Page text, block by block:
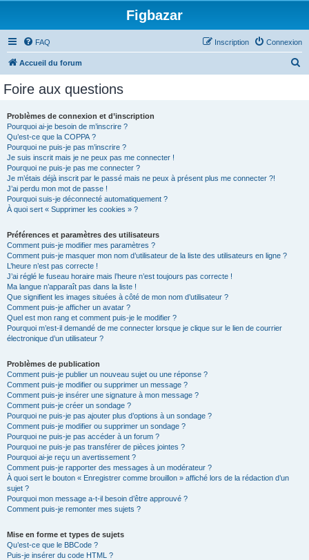
Figbazar
FAQ Connexion
Inscription
Accueil du forum
Foire aux questions
Problèmes de connexion et d’inscription
Pourquoi ai-je besoin de m’inscrire ?
Qu’est-ce que la COPPA ?
Pourquoi ne puis-je pas m’inscrire ?
Je suis inscrit mais je ne peux pas me connecter !
Pourquoi ne puis-je pas me connecter ?
Je m’étais déjà inscrit par le passé mais ne peux à présent plus me connecter ?!
J’ai perdu mon mot de passe !
Pourquoi suis-je déconnecté automatiquement ?
À quoi sert « Supprimer les cookies » ?
Préférences et paramètres des utilisateurs
Comment puis-je modifier mes paramètres ?
Comment puis-je masquer mon nom d’utilisateur de la liste des utilisateurs en ligne ?
L’heure n’est pas correcte !
J’ai réglé le fuseau horaire mais l’heure n’est toujours pas correcte !
Ma langue n’apparaît pas dans la liste !
Que signifient les images situées à côté de mon nom d’utilisateur ?
Comment puis-je afficher un avatar ?
Quel est mon rang et comment puis-je le modifier ?
Pourquoi m’est-il demandé de me connecter lorsque je clique sur le lien de courrier
électronique d’un utilisateur ?
Problèmes de publication
Comment puis-je publier un nouveau sujet ou une réponse ?
Comment puis-je modifier ou supprimer un message ?
Comment puis-je insérer une signature à mon message ?
Comment puis-je créer un sondage ?
Pourquoi ne puis-je pas ajouter plus d’options à un sondage ?
Comment puis-je modifier ou supprimer un sondage ?
Pourquoi ne puis-je pas accéder à un forum ?
Pourquoi ne puis-je pas transférer de pièces jointes ?
Pourquoi ai-je reçu un avertissement ?
Comment puis-je rapporter des messages à un modérateur ?
À quoi sert le bouton « Enregistrer comme brouillon » affiché lors de la rédaction d’un
sujet ?
Pourquoi mon message a-t-il besoin d’être approuvé ?
Comment puis-je remonter mes sujets ?
Mise en forme et types de sujets
Qu’est-ce que le BBCode ?
Puis-je insérer du code HTML ?